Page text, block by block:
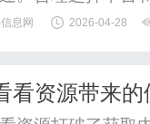
息网 2026-04-28
看资源带来